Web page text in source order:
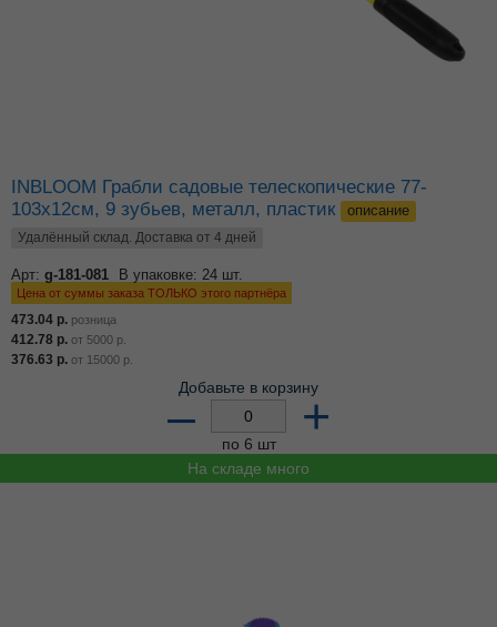
INBLOOM Грабли садовые телескопические 77-
103х12см, 9 зубьев, металл, пластик
описание
Удалённый склад. Доставка от 4 дней
Арт: g-181-081 В упаковке: 24 шт.
Цена от суммы заказа ТОЛЬКО этого партнёра
473.04 р. розница
412.78 р. от 5000 р.
376.63 р. от 15000 р.
Добавьте в корзину
– +
по 6 шт
На складе много